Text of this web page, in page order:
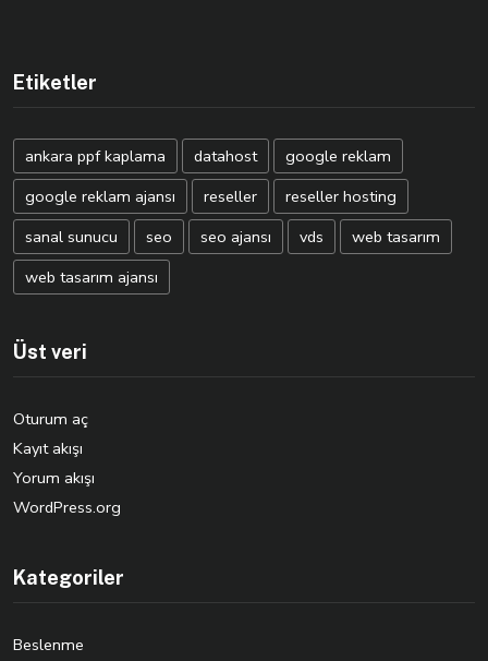
Etiketler
ankara ppf kaplama datahost
google reklam
google reklam ajansı
reseller
reseller hosting
sanal sunucu
seo seo ajansı vds
web tasarım
web tasarım ajansı
Üst veri
Oturum aç
Kayıt akışı
Yorum akışı
WordPress.org
Kategoriler
Beslenme